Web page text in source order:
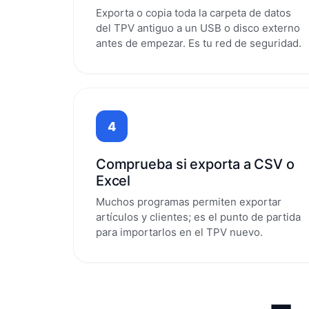
Exporta o copia toda la carpeta de datos
del TPV antiguo a un USB o disco externo
antes de empezar. Es tu red de seguridad.
4
Comprueba si exporta a CSV o
Excel
Muchos programas permiten exportar
artículos y clientes; es el punto de partida
para importarlos en el TPV nuevo.